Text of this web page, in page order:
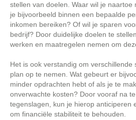
stellen van doelen. Waar wil je naartoe
je bijvoorbeeld binnen een bepaalde
inkomen bereiken? Of wil je sparen
bedrijf? Door duidelijke doelen te
werken en maatregelen nemen om
Het is ook verstandig om verschillende
plan op te nemen. Wat gebeurt er
minder opdrachten hebt of als je te
onverwachte kosten? Door vooraf na
tegenslagen, kun je hierop anticiperen
om financiële stabiliteit te behouden.